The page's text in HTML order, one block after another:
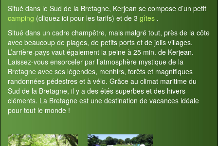
Situé dans le Sud de la Bretagne, Kerjean se compose d’un petit
camping (cliquez ici pour les tarifs) et de 3 gîtes .
Situé dans un cadre champêtre, mais malgré tout, près de la côte
avec beaucoup de plages, de petits ports et de jolis villages.
L’arrière-pays vaut également la peine à 25 min. de Kerjean.
Laissez-vous ensorceler par l’atmosphère mystique de la
Bretagne avec ses légendes, menhirs, forêts et magnifiques
randonnées pédestres et à vélo. Grâce au climat maritime du
Sud de la Bretagne, il y a des étés superbes et des hivers
cléments. La Bretagne est une destination de vacances idéale
pour tout le monde !